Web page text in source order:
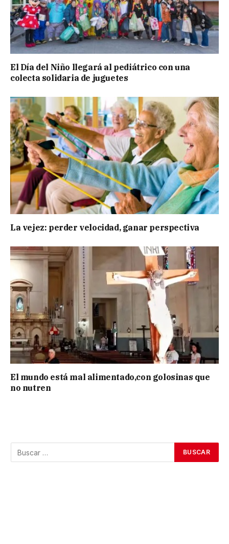
El Día del Niño llegará al pediátrico con una
colecta solidaria de juguetes
La vejez: perder velocidad, ganar perspectiva
El mundo está mal alimentado,con golosinas que
no nutren